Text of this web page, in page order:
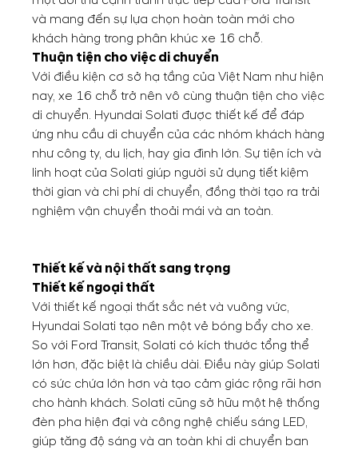
và mang đến sự lựa chọn hoàn toàn mới cho
khách hàng trong phân khúc xe 16 chỗ.
Thuận tiện cho việc di chuyển
Với điều kiện cơ sở hạ tầng của Việt Nam như hiện
nay, xe 16 chỗ trở nên vô cùng thuận tiện cho việc
di chuyển. Hyundai Solati được thiết kế để đáp
ứng nhu cầu di chuyển của các nhóm khách hàng
như công ty, du lịch, hay gia đình lớn. Sự tiện ích và
linh hoạt của Solati giúp người sử dụng tiết kiệm
thời gian và chi phí di chuyển, đồng thời tạo ra trải
nghiệm vận chuyển thoải mái và an toàn.
Thiết kế và nội thất sang trọng
Thiết kế ngoại thất
Với thiết kế ngoại thất sắc nét và vuông vức,
Hyundai Solati tạo nên một vẻ bóng bẩy cho xe.
So với Ford Transit, Solati có kích thước tổng thể
lớn hơn, đặc biệt là chiều dài. Điều này giúp Solati
có sức chứa lớn hơn và tạo cảm giác rộng rãi hơn
cho hành khách. Solati cũng sở hữu một hệ thống
đèn pha hiện đại và công nghệ chiếu sáng LED,
giúp tăng độ sáng và an toàn khi di chuyển ban